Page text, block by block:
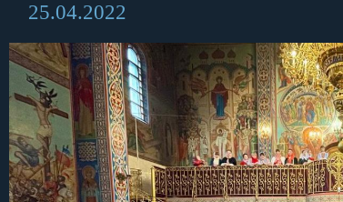
25.04.2022